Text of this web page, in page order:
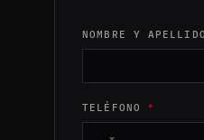
NOMBRE Y
TELÉFONO *